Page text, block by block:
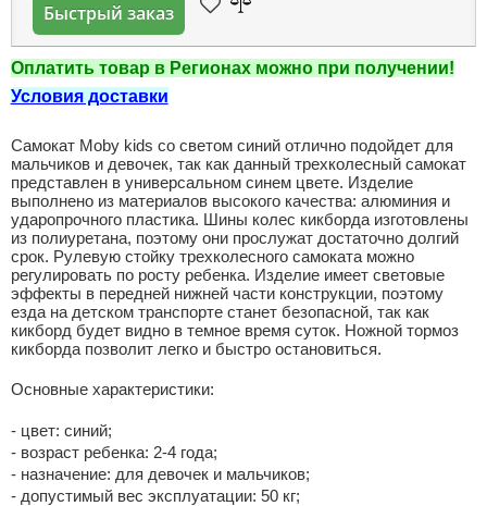
Быстрый заказ
Оплатить товар в Регионах можно при получении!
Условия доставки
Самокат Moby kids со светом синий отлично подойдет для
мальчиков и девочек, так как данный трехколесный самокат
представлен в универсальном синем цвете. Изделие
выполнено из материалов высокого качества: алюминия и
ударопрочного пластика. Шины колес кикборда изготовлены
из полиуретана, поэтому они прослужат достаточно долгий
срок. Рулевую стойку трехколесного самоката можно
регулировать по росту ребенка. Изделие имеет световые
эффекты в передней нижней части конструкции, поэтому
езда на детском транспорте станет безопасной, так как
кикборд будет видно в темное время суток. Ножной тормоз
кикборда позволит легко и быстро остановиться.
Основные характеристики:
- цвет: синий;
- возраст ребенка: 2-4 года;
- назначение: для девочек и мальчиков;
- допустимый вес эксплуатации: 50 кг;